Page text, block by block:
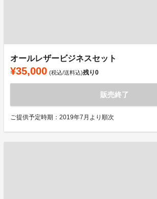
オールレザービジネスセット
¥35,000 (税込/送料込)残り0
販売終了
ご提供予定時期：2019年7月より順次